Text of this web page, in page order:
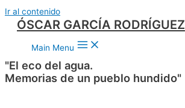
Ir al contenido
ÓSCAR GARCÍA RODRÍGUEZ
Main Menu
"El eco del agua.
Memorias de un pueblo hundido"